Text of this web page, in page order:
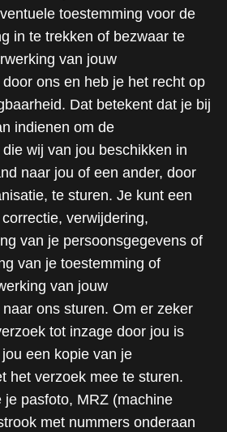
toestemming voor de
in te trekken of bezwaar te
van jouw
ons en heb je het recht op
Dat betekent dat je bij
indienen om de
wij van jou beschikken in
naar jou of een ander, door
te sturen. Je kunt een
verwijdering,
van je persoonsgegevens of
van je toestemming of
van jouw
ons sturen. Om er zeker
tot inzage door jou is
een kopie van je
het verzoek mee te sturen.
je pasfoto, MRZ (machine
met nummers onderaan